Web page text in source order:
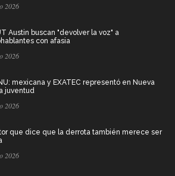
2026
Austin buscan "devolver la voz" a
con afasia
2026
mexicana y EXATEC representó en Nueva
juventud
2026
que dice que la derrota también merece ser
2026